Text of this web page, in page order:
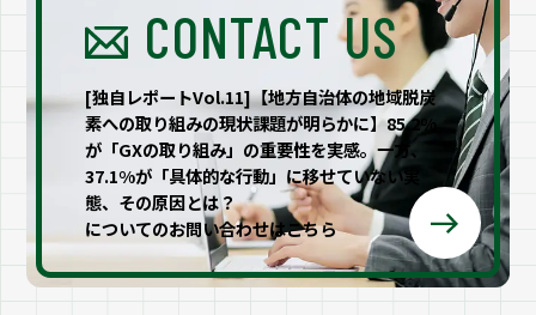
CONTACT US
[独自レポートVol.11]【地方自治体の地域脱炭
素への取り組みの現状課題が明らかに】85.2%
が「GXの取り組み」の重要性を実感。一方、
37.1%が「具体的な行動」に移せていない実
態、その原因とは？
についてのお問い合わせはこちら